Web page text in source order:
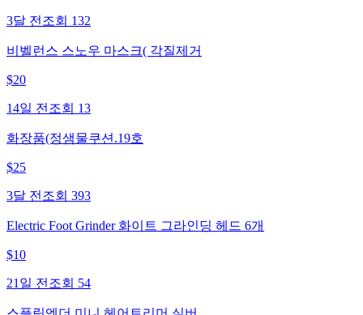
3달 전 조회 132
비벨런스 스노우 마스크( 각질제거
$20
14일 전 조회 13
화장품(정샘물쿠션.19호
$25
3달 전 조회 393
Electric Foot Grinder 화이트 그라인딩 헤드 6개
$10
21일 전 조회 54